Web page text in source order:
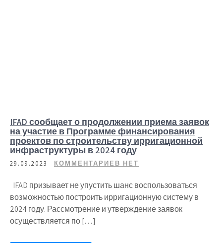
IFAD сообщает о продолжении приема заявок
на участие в Программе финансирования
проектов по строительству ирригационной
инфраструктуры в 2024 году
29.09.2023 КОММЕНТАРИЕВ НЕТ
IFAD призывает не упустить шанс воспользоваться
возможностью построить ирригационную систему в
2024 году. Рассмотрение и утверждение заявок
осуществляется по […]